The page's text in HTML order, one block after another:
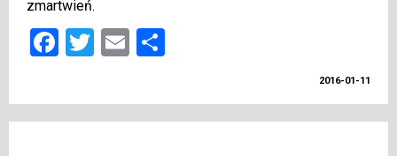
zmartwień.
Facebook
Twitter
Email
2016-01-11